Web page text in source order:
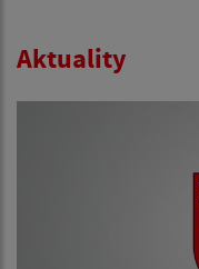
Aktuality